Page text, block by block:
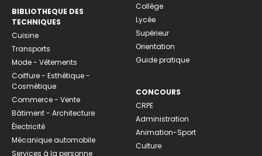
BIBLIOTHEQUE DES
TECHNIQUES
Cuisine
Transports
Mode - Vêtements
Coiffure - Esthétique -
Cosmétique
Commerce - Vente
Bâtiment - Architecture
Électricité
Mécanique automobile
Services à la personne
Collège
Lycée
Supérieur
Orientation
Guide pratique
CONCOURS
CRPE
Administration
Animation-Sport
Culture